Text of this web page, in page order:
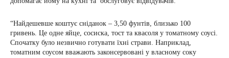
“Найдешевше коштує сніданок – 3,50 фунтів, близько 100
гривень. Це одне яйце, сосиска, тост та квасоля у томатному соусі.
Спочатку було незвично готувати їхні страви. Наприклад,
томатним соусом вважають законсервовані у власному соку